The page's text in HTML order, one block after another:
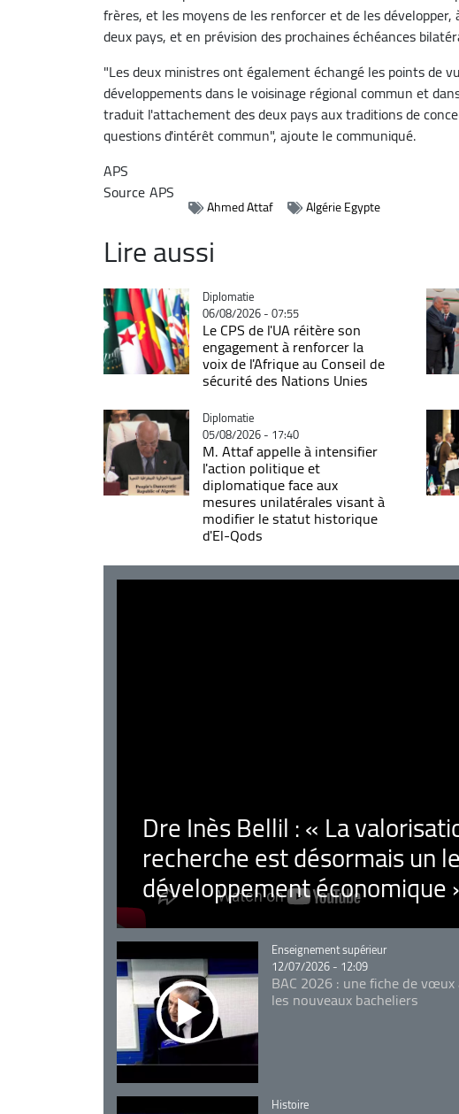
frères, et les moyens de les renforcer et de les
deux pays, et en prévision des prochaines échéances
"Les deux ministres ont également échangé les points de
développements dans le voisinage régional commun et
traduit l'attachement des deux pays aux traditions de
questions d'intérêt commun", ajoute le communiqué.
APS
SourceAPS
Ahmed Attaf Algérie Egypte
Lire aussi
Catégorie
Diplomatie
06/08/2026 - 07:55
Le CPS de l'UA réitère son
engagement à renforcer la
voix de l'Afrique au Conseil de
sécurité des Nations Unies
Catégorie
Diplomatie
05/08/2026 - 17:40
M. Attaf appelle à intensifier
l'action politique et
diplomatique face aux
mesures unilatérales visant à
modifier le statut historique
d'El-Qods
Dre Inès Bellil : « La
recherche est désormais un
développement économique
Catégorie
Enseignement supérieur
12/07/2026 - 12:09
BAC 2026 : une fiche de
les nouveaux bacheliers
Catégorie
Histoire